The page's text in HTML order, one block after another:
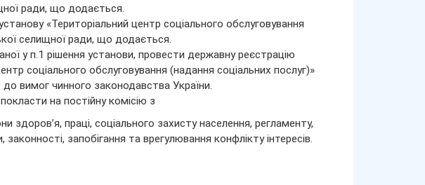
ради, що додається.
«Територіальний центр соціального обслуговування
селищної ради, що додається.
у п.1 рішення установи, провести державну реєстрацію
соціального обслуговування (надання соціальних послуг)»
до вимог чинного законодавства України.
на постійну комісію з
здоров’я, праці, соціального захисту населення, регламенту,
запобігання та врегулювання конфлікту інтересів.